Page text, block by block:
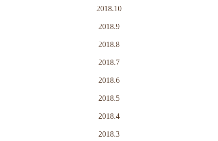
2018.10
2018.9
2018.8
2018.7
2018.6
2018.5
2018.4
2018.3